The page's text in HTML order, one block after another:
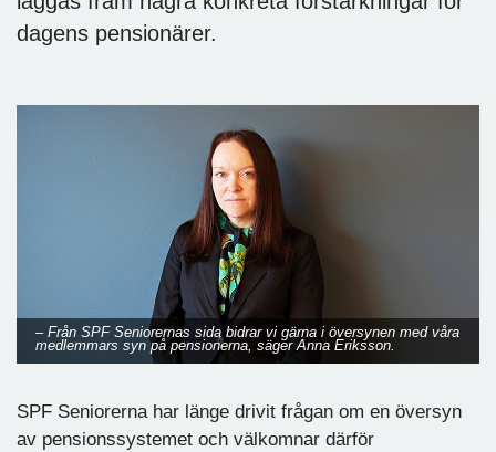
dagens pensionärer.
– Från SPF Seniorernas sida bidrar vi gärna i översynen med våra
medlemmars syn på pensionerna, säger Anna Eriksson.
SPF Seniorerna har länge drivit frågan om en översyn
av pensionssystemet och välkomnar därför